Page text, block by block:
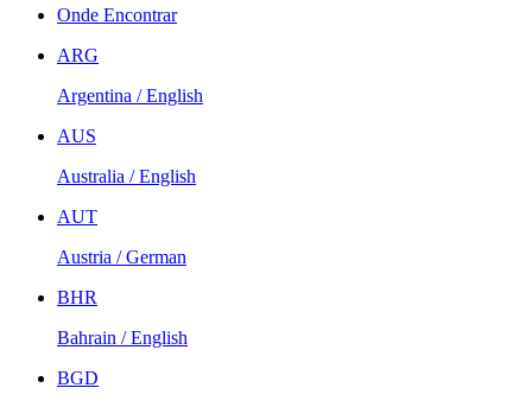
Onde Encontrar
ARG
Argentina / English
AUS
Australia / English
AUT
Austria / German
BHR
Bahrain / English
BGD